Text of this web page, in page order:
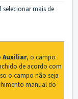
selecionar mais de
Auxiliar, o campo
de acordo com
o campo não seja
manual do